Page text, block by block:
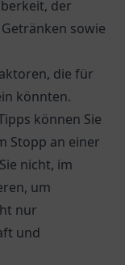
der
sowie
die für
könnten.
können Sie
Stopp an einer
nicht, im
um
nur
und